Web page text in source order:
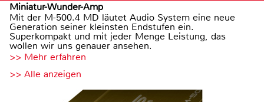
Miniatur-Wunder-Amp
Mit der M-500.4 MD läutet Audio System eine neue
Generation seiner kleinsten Endstufen ein.
Superkompakt und mit jeder Menge Leistung, das
wollen wir uns genauer ansehen.
>> Mehr erfahren
>> Alle anzeigen